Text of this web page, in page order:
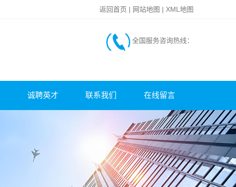
返回首页 | 网站地图 | XML地图
全国服务咨询热线：
诚聘英才 联系我们 在线留言